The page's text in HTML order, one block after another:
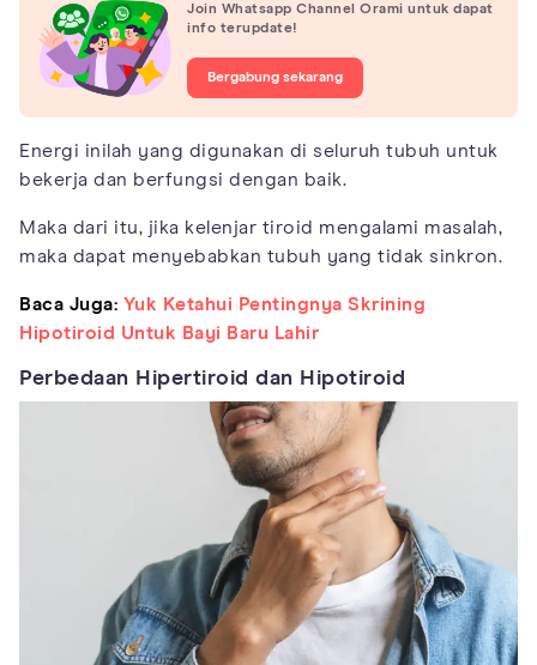
Join Whatsapp Channel Orami untuk dapat
info terupdate!
Bergabung sekarang
Energi inilah yang digunakan di seluruh tubuh untuk
bekerja dan berfungsi dengan baik.
Maka dari itu, jika kelenjar tiroid mengalami masalah,
maka dapat menyebabkan tubuh yang tidak sinkron.
Baca Juga: Yuk Ketahui Pentingnya Skrining
Hipotiroid Untuk Bayi Baru Lahir
Perbedaan Hipertiroid dan Hipotiroid